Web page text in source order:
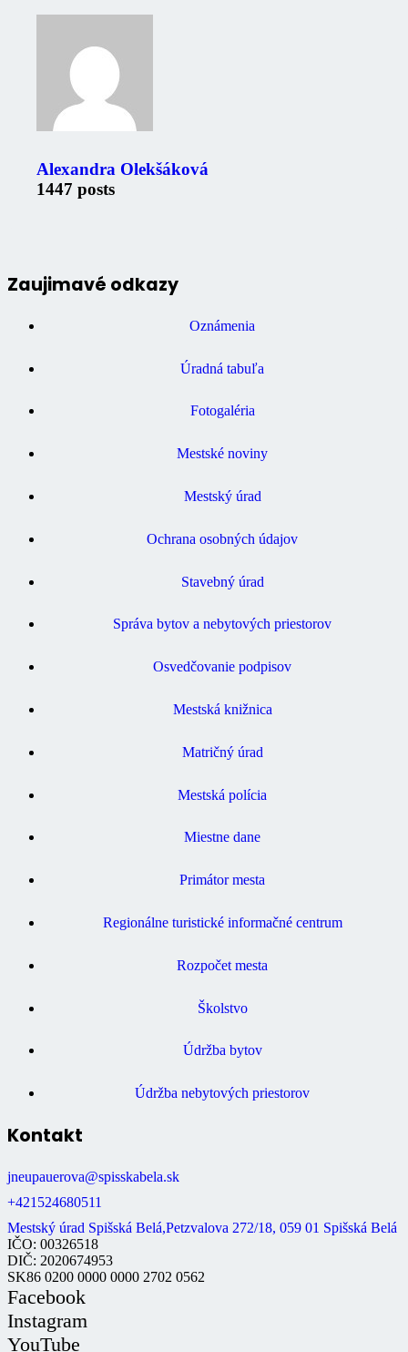
Alexandra Olekšáková
1447 posts
Zaujimavé odkazy
Oznámenia
Úradná tabuľa
Fotogaléria
Mestské noviny
Mestský úrad
Ochrana osobných údajov
Stavebný úrad
Správa bytov a nebytových priestorov
Osvedčovanie podpisov
Mestská knižnica
Matričný úrad
Mestská polícia
Miestne dane
Primátor mesta
Regionálne turistické informačné centrum
Rozpočet mesta
Školstvo
Údržba bytov
Údržba nebytových priestorov
Kontakt
jneupauerova@spisskabela.sk
+421524680511
Mestský úrad Spišská Belá,Petzvalova 272/18, 059 01 Spišská Belá
IČO: 00326518
DIČ: 2020674953
SK86 0200 0000 0000 2702 0562
Facebook
Instagram
YouTube